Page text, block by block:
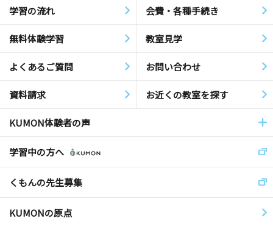
学習の流れ 会費・各種手続き
無料体験学習 教室見学
よくあるご質問 お問い合わせ
資料請求 お近くの教室を探す
KUMON体験者の声
学習中の方へ
くもんの先生募集
KUMONの原点